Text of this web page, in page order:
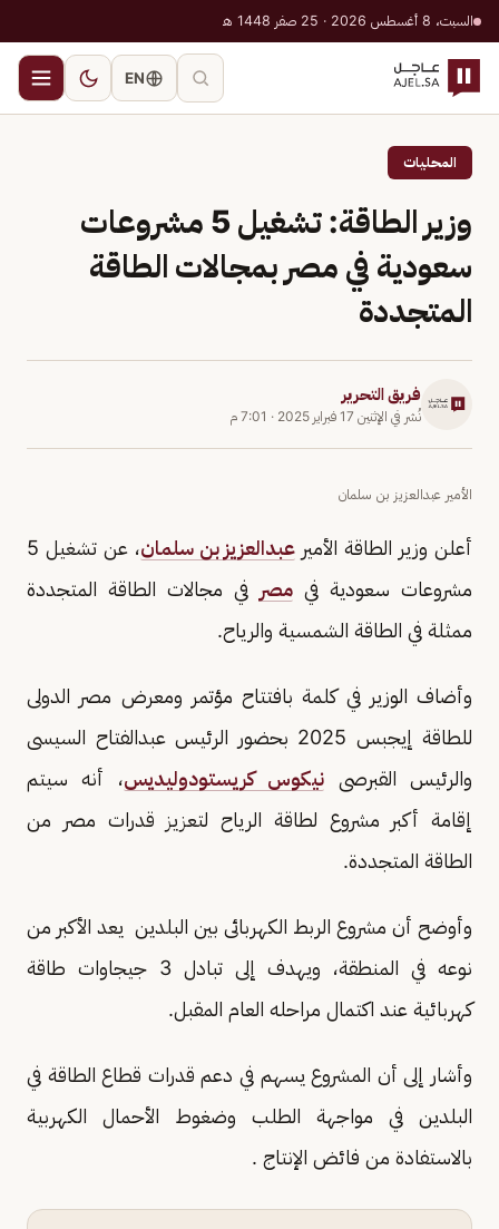
السبت، 8 أغسطس 2026 · 25 صفر 1448 هـ
EN
المحليات
وزير الطاقة: تشغيل 5 مشروعات
سعودية في مصر بمجالات الطاقة
المتجددة
فريق التحرير
نُشر في الإثنين 17 فبراير 2025 · 7:01 م
الأمير عبدالعزيز بن سلمان
أعلن وزير الطاقة الأمير عبدالعزيز بن سلمان
، عن تشغيل 5
مشروعات سعودية في مصر في مجالات الطاقة المتجددة
ممثلة في الطاقة الشمسية والرياح.
وأضاف الوزير في كلمة بافتتاح مؤتمر ومعرض مصر الدولى
للطاقة إيجبس 2025 بحضور الرئيس عبدالفتاح السيسى
والرئيس القبرصى نيكوس كريستودوليديس، أنه سيتم
إقامة أكبر مشروع لطاقة الرياح لتعزيز قدرات مصر من
الطاقة المتجددة.
وأوضح أن مشروع الربط الكهربائى بين البلدين يعد الأكبر من
نوعه في المنطقة، ويهدف إلى تبادل 3 جيجاوات طاقة
كهربائية عند اكتمال مراحله العام المقبل.
وأشار إلى أن المشروع يسهم في دعم قدرات قطاع الطاقة في
البلدين في مواجهة الطلب وضغوط الأحمال الكهربية
بالاستفادة من فائض الإنتاج .